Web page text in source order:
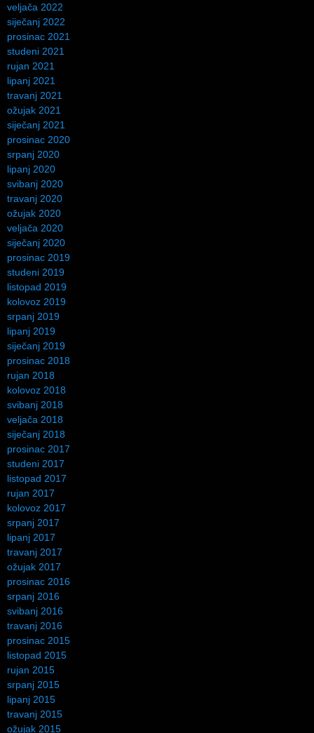
veljača 2022
siječanj 2022
prosinac 2021
studeni 2021
rujan 2021
lipanj 2021
travanj 2021
ožujak 2021
siječanj 2021
prosinac 2020
srpanj 2020
lipanj 2020
svibanj 2020
travanj 2020
ožujak 2020
veljača 2020
siječanj 2020
prosinac 2019
studeni 2019
listopad 2019
kolovoz 2019
srpanj 2019
lipanj 2019
siječanj 2019
prosinac 2018
rujan 2018
kolovoz 2018
svibanj 2018
veljača 2018
siječanj 2018
prosinac 2017
studeni 2017
listopad 2017
rujan 2017
kolovoz 2017
srpanj 2017
lipanj 2017
travanj 2017
ožujak 2017
prosinac 2016
srpanj 2016
svibanj 2016
travanj 2016
prosinac 2015
listopad 2015
rujan 2015
srpanj 2015
lipanj 2015
travanj 2015
ožujak 2015